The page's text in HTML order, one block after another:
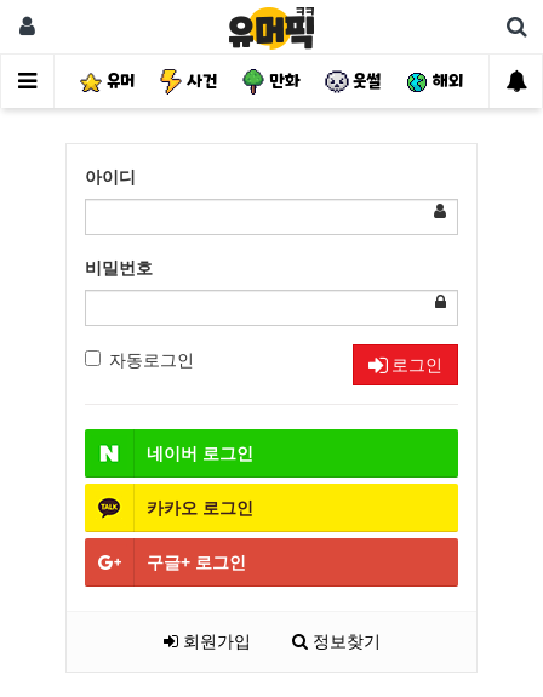
유머 사건 만화 웃썰 해외 핫
아이디
비밀번호
자동로그인 로그인
네이버 로그인
카카오 로그인
구글+ 로그인
회원가입 정보찾기